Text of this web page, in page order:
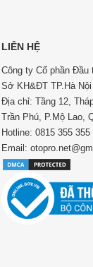
LIÊN HỆ
Công ty Cổ phần Đầu
Sở KH&ĐT TP.Hà
Địa chỉ: Tầng 12,
Trần Phú, P.Mộ Lao,
Hotline: 0815 355 355
Email: